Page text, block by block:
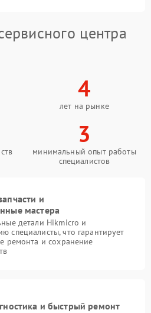
центра
4
лет на рынке
3
минимальный опыт работы
специалистов
и
мастера
детали Hikmicro и
специалисты, что гарантирует
ремонта и сохранение
и быстрый ремонт